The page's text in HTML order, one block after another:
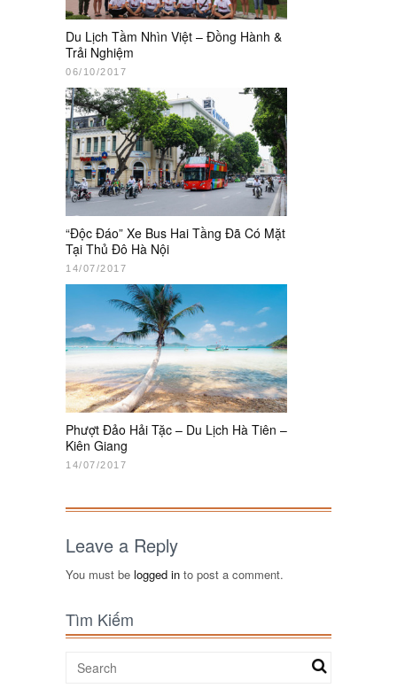
Du Lịch Tầm Nhìn Việt – Đồng Hành &
Trải Nghiệm
06/10/2017
“Độc Đáo” Xe Bus Hai Tầng Đã Có Mặt
Tại Thủ Đô Hà Nội
14/07/2017
Phượt Đảo Hải Tặc – Du Lịch Hà Tiên –
Kiên Giang
14/07/2017
Leave a Reply
You must be logged in to post a comment.
Tìm Kiếm